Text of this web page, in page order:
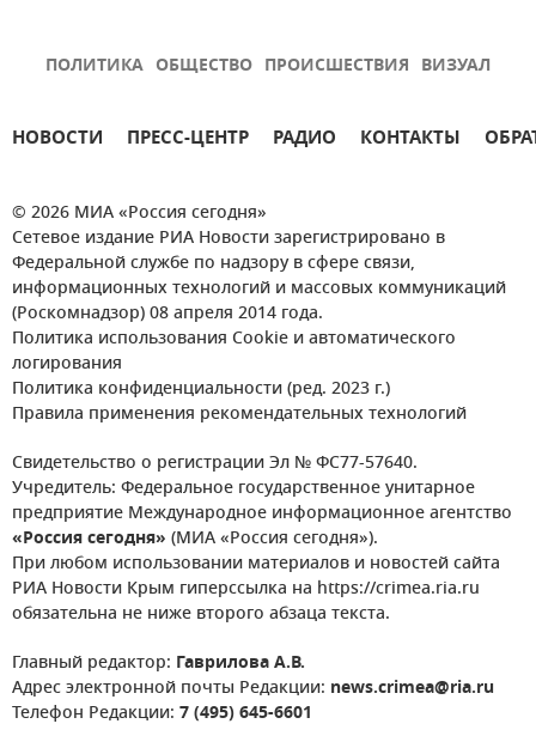
ПОЛИТИКА ОБЩЕСТВО ПРОИСШЕСТВИЯ ВИЗУАЛ
НОВОСТИ ПРЕСС-ЦЕНТР РАДИО КОНТАКТЫ
© 2026 МИА «Россия сегодня»
Сетевое издание РИА Новости зарегистрировано в
Федеральной службе по надзору в сфере связи,
информационных технологий и массовых коммуникаций
(Роскомнадзор) 08 апреля 2014 года.
Политика использования Cookie и автоматического
логирования
Политика конфиденциальности (ред. 2023 г.)
Правила применения рекомендательных технологий
Свидетельство о регистрации Эл № ФС77-57640.
Учредитель: Федеральное государственное унитарное
предприятие Международное информационное агентство
«Россия сегодня» (МИА «Россия сегодня»).
При любом использовании материалов и новостей сайта
РИА Новости Крым гиперссылка на https://crimea.ria.ru
обязательна не ниже второго абзаца текста.
Главный редактор: Гаврилова А.В.
Адрес электронной почты Редакции: news.crimea@ria.ru
Телефон Редакции: 7 (495) 645-6601